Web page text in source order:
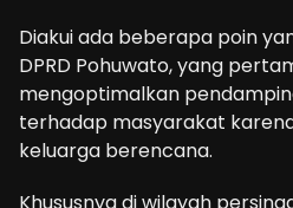
Diakui ada beberapa poin
DPRD Pohuwato, yang
mengoptimalkan
terhadap masyarakat
keluarga berencana.